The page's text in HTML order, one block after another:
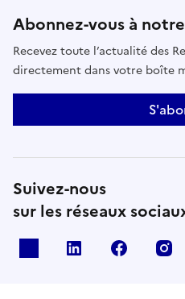
Abonnez-vous à
Recevez toute l’actualité des
directement dans votre boîte
Suivez-nous
sur les réseaux
Linkedin Facebook